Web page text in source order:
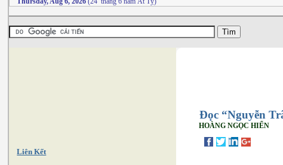
Liên Kết
Đọc “Nguyễn
HOÀNG NGỌC HIỂN